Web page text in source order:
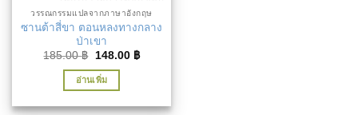
วรรณกรรมแปลจากภาษาอังกฤษ
ซานต้าสี่ขา ตอนหลงทางกลาง
ป่าเขา
185.00฿
Original
was:
185.00 ฿.
148.00 ฿Current
อ่านเพิ่ม